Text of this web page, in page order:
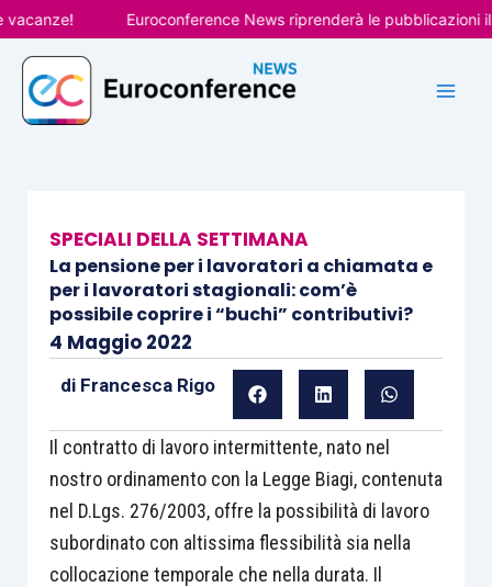
Vai
al
contenuto
Euroconference News riprenderà le pubblicazioni il 31
SPECIALI DELLA SETTIMANA
La pensione per i lavoratori a chiamata e
per i lavoratori stagionali: com’è
possibile coprire i “buchi” contributivi?
4 Maggio 2022
di Francesca Rigo
Il contratto di lavoro intermittente, nato nel
nostro ordinamento con la Legge Biagi, contenuta
nel D.Lgs. 276/2003, offre la possibilità di lavoro
subordinato con altissima flessibilità sia nella
collocazione temporale che nella durata. Il